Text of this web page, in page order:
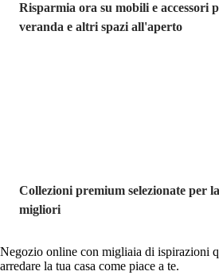
Risparmia ora su mobili e accessori
veranda e altri spazi all'aperto
Collezioni premium selezionate per
migliori
Negozio online con migliaia di ispirazioni
arredare la tua casa come piace a te.